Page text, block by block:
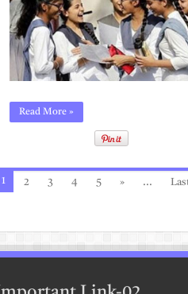
Read More »
1 2 3 4 5 » ...